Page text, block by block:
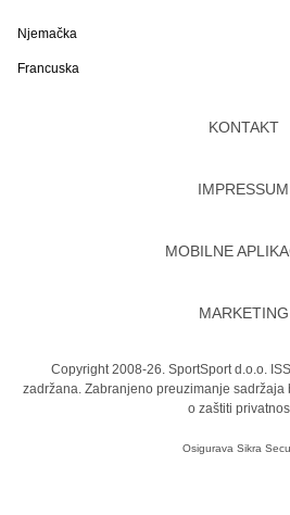
Njemačka
Francuska
KONTAKT
IMPRESSUM
MOBILNE
MARKETING
Copyright 2008-26. SportSport d.o.o.
zadržana. Zabranjeno preuzimanje sadržaja
o zaštiti
Osigurava Sikra